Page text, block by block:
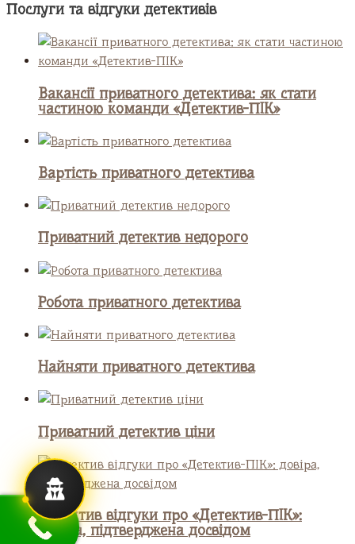
Послуги та відгуки детективів
Вакансії приватного детектива: як стати
частиною команди «Детектив-ПІК»
Вартість приватного детектива
Приватний детектив недорого
Робота приватного детектива
Найняти приватного детектива
Приватний детектив ціни
Детектив відгуки про «Детектив-ПІК»:
довіра, підтверджена досвідом